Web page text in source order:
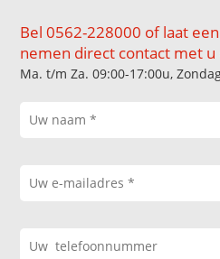
Bel 0562-228000 of laat
nemen direct contact met u
Ma. t/m Za. 09:00-17:00u,